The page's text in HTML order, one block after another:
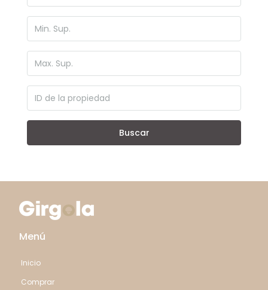
Buscar
Menú
Inicio
Comprar